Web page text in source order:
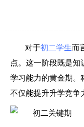
对于初二学生而
点。这一阶段既是知
学习能力的黄金期。
不仅能提升升学竞争